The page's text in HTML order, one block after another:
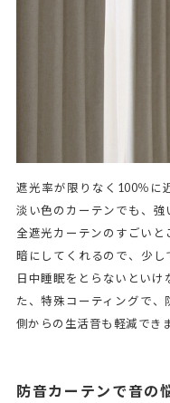
遮光率が限りなく100％に
淡い色のカーテンでも、
全遮光カーテンのすごい
暗にしてくれるので、少し
日中睡眠をとらないとい
た、特殊コーティングで
側からの生活音も軽減でき
防音カーテンで音の